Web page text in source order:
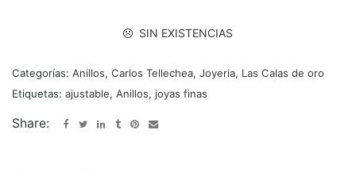
SIN EXISTENCIAS
Categorías: Anillos, Carlos Tellechea, Joyeria, Las Calas de oro
Etiquetas: ajustable, Anillos, joyas finas
Share: